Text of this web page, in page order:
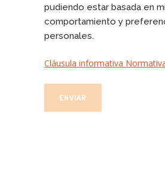
pudiendo estar basada en mi
comportamiento y
personales.
Cláusula informativa